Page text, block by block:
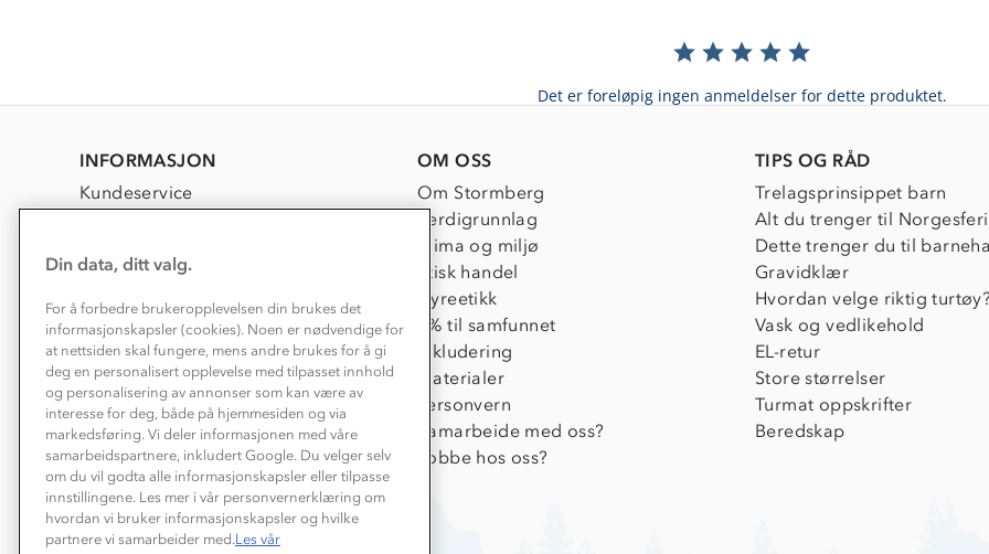
Det er foreløpig ingen anmeldelser for dette produktet.
INFORMASJON
Kundeservice
Kundeklubb
Våre butikker
Bedrift, barnehage og SFO
Presse
OM OSS
Om Stormberg
Verdigrunnlag
Klima og miljø
Etisk handel
Dyreetikk
1% til samfunnet
Inkludering
Materialer
Personvern
Samarbeide med oss?
Jobbe hos oss?
TIPS OG RÅD
Trelagsprinsippet barn
Alt du trenger til
Dette trenger du til
Gravidklær
Hvordan velge riktig
Vask og vedlikehold
EL-retur
Store størrelser
Turmat oppskrifter
Beredskap
Din data, ditt valg.
For å forbedre brukeropplevelsen din brukes det
informasjonskapsler (cookies). Noen er nødvendige for
at nettsiden skal fungere, mens andre brukes for å gi
deg en personalisert opplevelse med tilpasset innhold
og personalisering av annonser som kan være av
interesse for deg, både på hjemmesiden og via
markedsføring. Vi deler informasjonen med våre
samarbeidspartnere, inkludert Google. Du velger selv
om du vil godta alle informasjonskapsler eller tilpasse
innstillingene. Les mer i vår personvernerklæring om
hvordan vi bruker informasjonskapsler og hvilke
partnere vi samarbeider med.Les vår